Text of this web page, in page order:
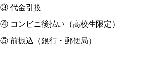
③ 代金引換
④ コンビニ後払い（高校生限定）
⑤ 前振込（銀行・郵便局）